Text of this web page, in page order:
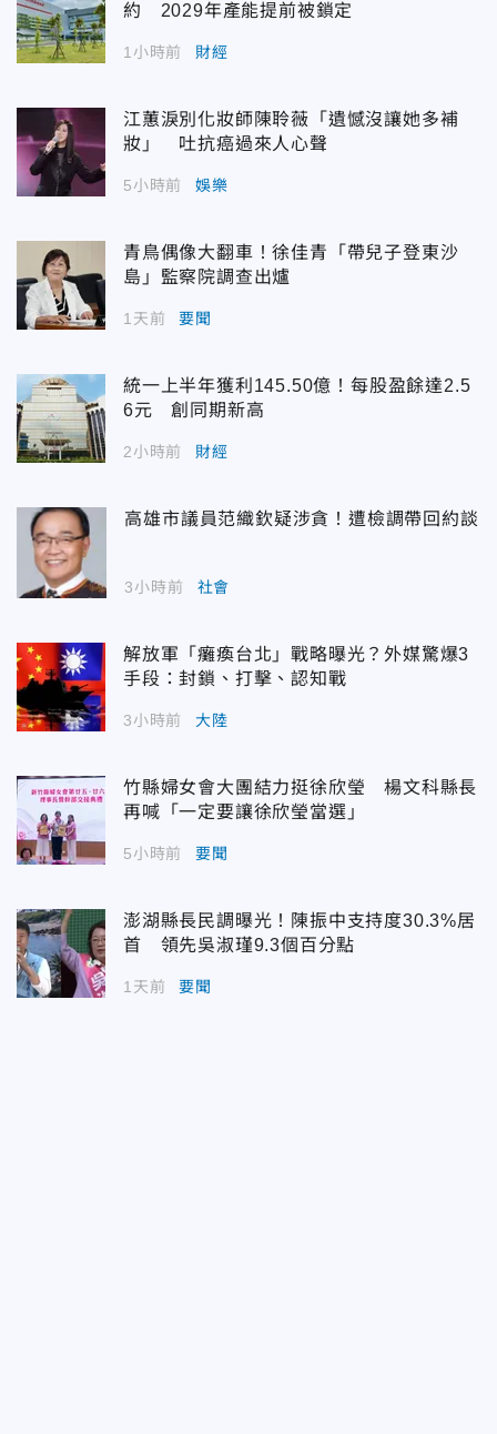
約 2029年產能提前被鎖定
1小時前 財經
江蕙淚別化妝師陳聆薇「遺憾沒讓她多補
妝」 吐抗癌過來人心聲
5小時前 娛樂
青鳥偶像大翻車！徐佳青「帶兒子登東沙
島」監察院調查出爐
1天前 要聞
統一上半年獲利145.50億！每股盈餘達2.5
6元 創同期新高
2小時前 財經
高雄市議員范織欽疑涉貪！遭檢調帶回約談
3小時前 社會
解放軍「癱瘓台北」戰略曝光？外媒驚爆3
手段：封鎖、打擊、認知戰
3小時前 大陸
竹縣婦女會大團結力挺徐欣瑩 楊文科縣長
再喊「一定要讓徐欣瑩當選」
5小時前 要聞
澎湖縣長民調曝光！陳振中支持度30.3%居
首 領先吳淑瑾9.3個百分點
1天前 要聞